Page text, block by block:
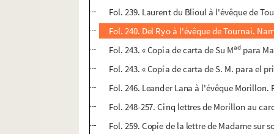
Fol. 239. Laurent du Blioul à l'évêque de
Fol. 240. Del Ryo à l'évêque de Tournai.
Fol. 243. « Copia de carta de Su Mad para
Fol. 243. « Copia de carta de S. M. para el
Fol. 246. Leander Lana à l'évêque Morillon.
Fol. 248-257. Cinq lettres de Morillon au
Fol. 259. Copie de la lettre de Madame sur